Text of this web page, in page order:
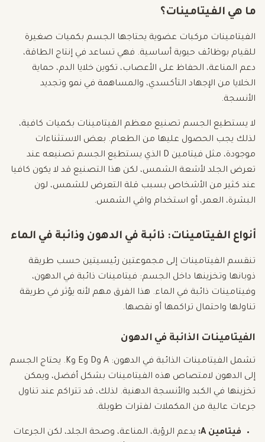
ما هي الفيتامينات؟
الفيتامينات مركبات عضوية يحتاجها الجسم بكميات صغيرة
للقيام بوظائف حيوية أساسية. فهي تساعد في إنتاج الطاقة،
دعم المناعة، الحفاظ على الأعصاب، تكوين خلايا الدم، حماية
الخلايا من الإجهاد التأكسدي، والمساهمة في نمو وتجديد
الأنسجة.
لا يستطيع الجسم تصنيع معظم الفيتامينات بكميات كافية،
لذلك يجب الحصول عليها من الطعام. بعض الاستثناءات
موجودة، مثل فيتامين D الذي يستطيع الجسم تصنيعه عند
تعرض الجلد لأشعة الشمس، لكن هذا التصنيع قد لا يكون كافيا
عند كثير من الأشخاص بسبب قلة التعرض للشمس، لون
البشرة، العمر، أو استخدام واقي الشمس.
أنواع الفيتامينات: ذائبة في الدهون وذائبة في الماء
تنقسم الفيتامينات إلى مجموعتين رئيسيتين حسب طريقة
ذوبانها وتخزينها داخل الجسم: فيتامينات ذائبة في الدهون،
وفيتامينات ذائبة في الماء. هذا الفرق مهم لأنه يؤثر في طريقة
تناولها واحتمال تراكمها أو نقصها.
الفيتامينات الذائبة في الدهون
تشمل الفيتامينات الذائبة في الدهون: A وD وE وK. يحتاج الجسم
إلى الدهون لامتصاص هذه الفيتامينات بشكل أفضل، ويمكن
تخزينها في الكبد والأنسجة الدهنية. لذلك، قد تتراكم عند تناول
جرعات عالية من المكملات لفترات طويلة.
فيتامين A:
يدعم الرؤية، المناعة، وصحة الجلد، لكن الجرعات